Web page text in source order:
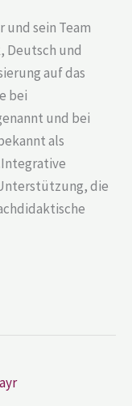
sein Team
Deutsch und
auf das
bei
und bei
als
die